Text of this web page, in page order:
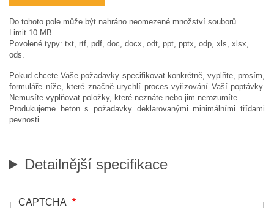
Do tohoto pole může být nahráno neomezené množství souborů.
Limit 10 MB.
Povolené typy: txt, rtf, pdf, doc, docx, odt, ppt, pptx, odp, xls, xlsx,
ods.
Pokud chcete Vaše požadavky specifikovat konkrétně, vyplňte, prosím,
formuláře níže, které značně urychlí proces vyřizování Vaší poptávky.
Nemusíte vyplňovat položky, které neznáte nebo jim nerozumíte.
Produkujeme beton s požadavky deklarovanými minimálními třídami
pevnosti.
Detailnější specifikace
CAPTCHA